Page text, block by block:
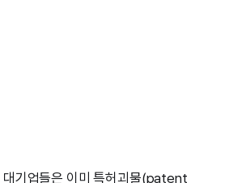
대기업들은 이미 특허괴물(patent